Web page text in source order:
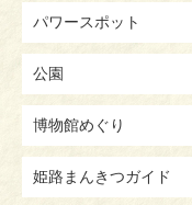
パワースポット
公園
博物館めぐり
姫路まんきつガイド